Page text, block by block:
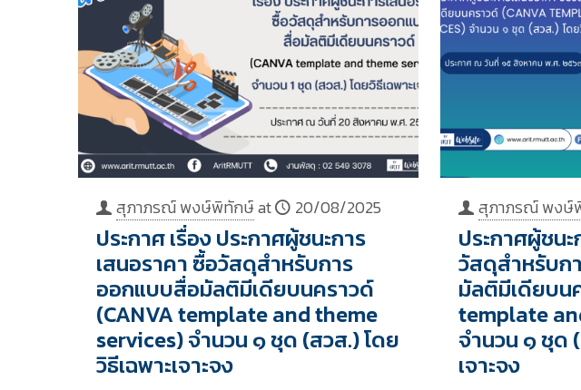
สุภาภรณ์ พงษ์พิทักษ์at 20/08/2025
ประกาศ เรื่อง ประกาศผู้ชนะการ
เสนอราคา ซื้อวัสดุสำหรับการ
ออกแบบสื่อมัลติมีเดียบนคราวด์
(CANVA template and theme
services) จำนวน ๑ ชุด (สวส.) โดย
วิธีเฉพาะเจาะจง
สุภาภรณ์ พงษ์
ประกาศผู้ชน
วัสดุสำหรับก
มัลติมีเดียบน
template
จำนวน ๑ ชุด
เจาะจง